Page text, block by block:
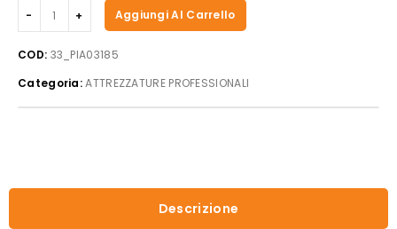
Beckers
-
Macchina
crepes
mod.
Aggiungi Al Carrello
COD: 33_PIA03185
Categoria:ATTREZZATURE PROFESSIONALI
Descrizione